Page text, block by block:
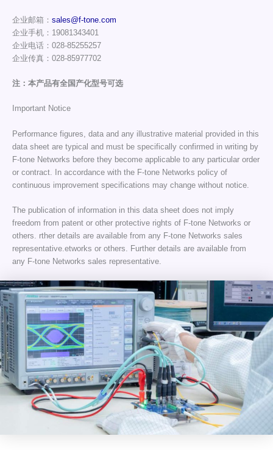
企业邮箱： sales@f-tone.com
企业手机：19081343401
企业电话：028-85255257
企业传真：028-85977702
注：本产品有全国产化型号可选
Important Notice
Performance figures, data and any illustrative material provided in this
data sheet are typical and must be specifically confirmed in writing by
F-tone Networks before they become applicable to any particular order
or contract. In accordance with the F-tone Networks policy of
continuous improvement specifications may change without notice.
The publication of information in this data sheet does not imply
freedom from patent or other protective rights of F-tone Networks or
others. rther details are available from any F-tone Networks sales
representative.etworks or others. Further details are available from
any F-tone Networks sales representative.